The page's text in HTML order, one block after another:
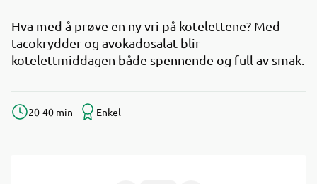
Hva med å prøve en ny vri på kotelettene? Med
tacokrydder og avokadosalat blir
kotelettmiddagen både spennende og full av smak.
20-40 min Enkel